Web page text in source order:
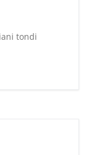
tondi